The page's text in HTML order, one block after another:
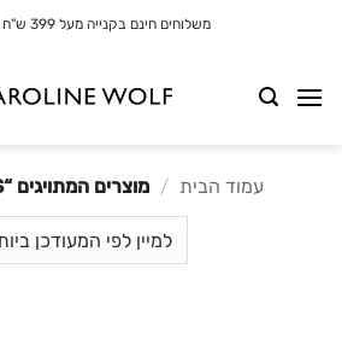
משלוחים חינם בקנייה מעל 399 ש"ח לא כולל ריהוט
עמוד הבית / מוצרים המתויגים “ARMCHAIRS”